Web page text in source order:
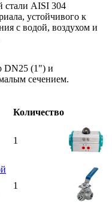
стали AISI 304
устойчивого к
с водой, воздухом и
DN25 (1") и
сечением.
Количество
1
1